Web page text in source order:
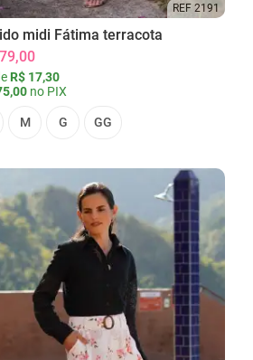
REF 2191
midi Fátima terracota
R$ 17,30
no PIX
M G GG